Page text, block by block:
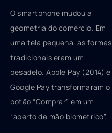
O smartphone mudou a
geometria do comércio. Em
uma tela pequena, as formas
tradicionais eram um
pesadelo. Apple Pay (2014) e
Google Pay transformaram o
botão “Comprar” em um
“aperto de mão biométrico”.